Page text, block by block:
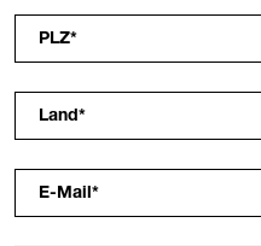
PLZ*
Land *
E-Mail *